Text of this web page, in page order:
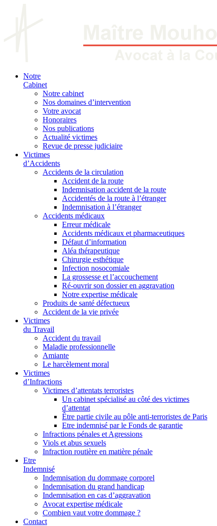
Notre
Cabinet
Notre cabinet
Nos domaines d’intervention
Votre avocat
Honoraires
Nos publications
Actualité victimes
Revue de presse judiciaire
Victimes
d’Accidents
Accidents de la circulation
Accident de la route
Indemnisation accident de la route
Accidentés de la route à l’étranger
Indemnisation à l’étranger
Accidents médicaux
Erreur médicale
Accidents médicaux et pharmaceutiques
Défaut d’information
Aléa thérapeutique
Chirurgie esthétique
Infection nosocomiale
La grossesse et l’accouchement
Ré-ouvrir son dossier en aggravation
Notre expertise médicale
Produits de santé défectueux
Accident de la vie privée
Victimes
du Travail
Accident du travail
Maladie professionnelle
Amiante
Le harcèlement moral
Victimes
d’Infractions
Victimes d’attentats terroristes
Un cabinet spécialisé au côté des victimes
d’attentat
Être partie civile au pôle anti-terroristes de Paris
Etre indemnisé par le Fonds de garantie
Infractions pénales et Agressions
Viols et abus sexuels
Infraction routière en matière pénale
Etre
Indemnisé
Indemnisation du dommage corporel
Indemnisation du grand handicap
Indemnisation en cas d’aggravation
Avocat expertise médicale
Combien vaut votre dommage ?
Contact